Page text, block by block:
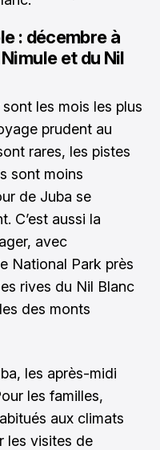
: décembre à
et du Nil
les mois les plus
prudent au
rares, les pistes
sont moins
de Juba se
C’est aussi la
avec
National Park près
rives du Nil Blanc
des monts
les après-midi
les familles,
aux climats
les visites de